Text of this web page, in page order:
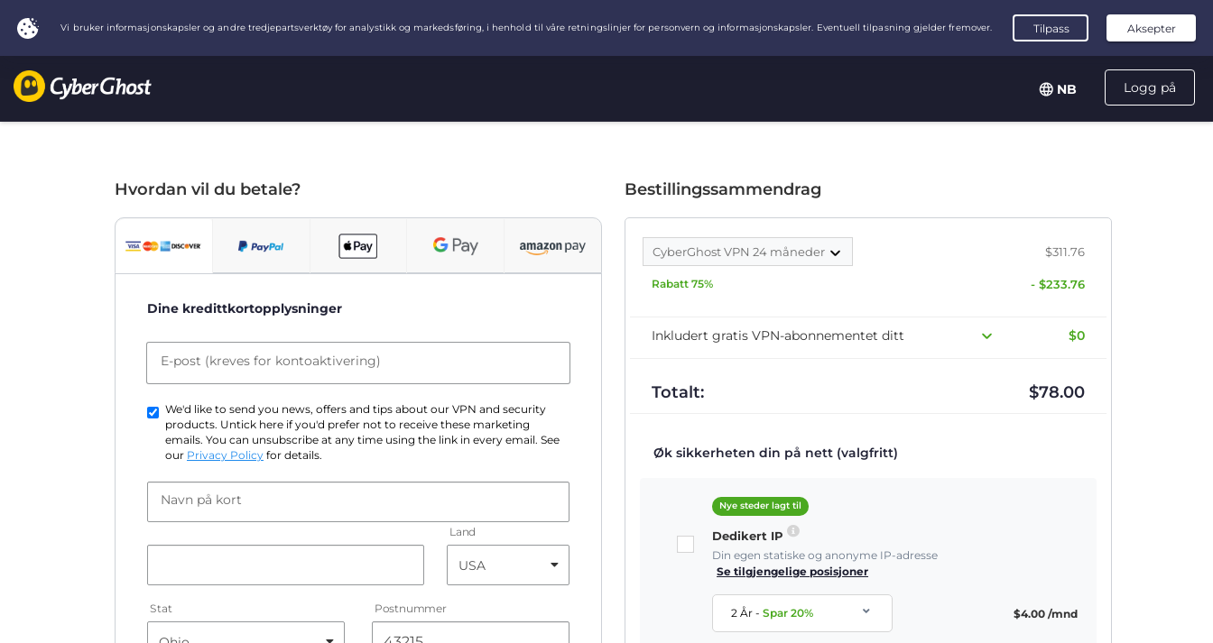
Logg på
NB
Hvordan vil du betale?
Dine kredittkortopplysninger
E-post (kreves for kontoaktivering)
We'd like to send you news, offers and tips about our VPN and security
products. Untick here if you'd prefer not to receive these marketing
emails. You can unsubscribe at any time using the link in every email. See
our Privacy Policy for details.
Navn på kort
Land
Stat Postnummer
Bestillingssammendrag
CyberGhost VPN 24 måneder $311.76
Rabatt 75% - $233.76
Inkludert gratis VPN-abonnementet ditt $0
Totalt: $78.00
Øk sikkerheten din på nett (valgfritt)
Nye steder lagt til
Dedikert IP
Din egen statiske og anonyme IP-adresse
Se tilgjengelige posisjoner
2 År-Spar20% $4.00 /mnd